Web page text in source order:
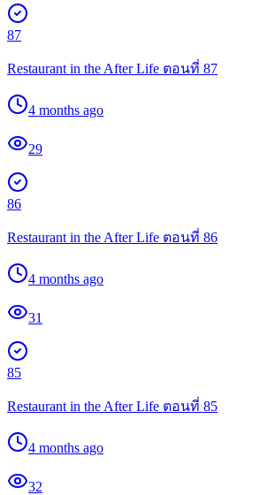
87
Restaurant in the After Life ตอนที่ 87
4 months ago
29
86
Restaurant in the After Life ตอนที่ 86
4 months ago
31
85
Restaurant in the After Life ตอนที่ 85
4 months ago
32